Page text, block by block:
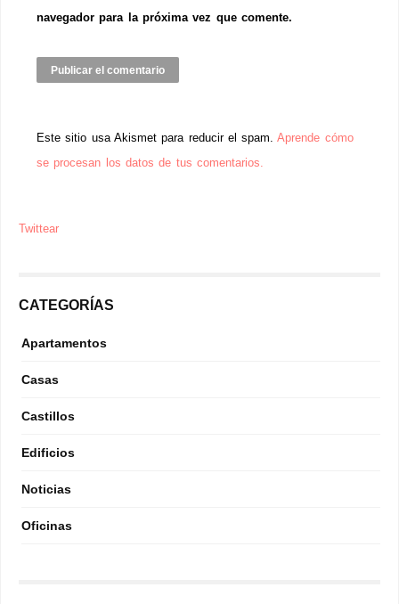
navegador para la próxima vez que comente.
Este sitio usa Akismet para reducir el spam.Aprende cómo
se procesan los datos de tus comentarios.
Twittear
CATEGORÍAS
Apartamentos
Casas
Castillos
Edificios
Noticias
Oficinas